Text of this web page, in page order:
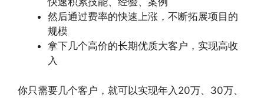
然后通过费率的快速上涨，不断拓展项目的
规模
拿下几个高价的长期优质大客户，实现高收
入
你只需要几个客户，就可以实现年入20万、30万、